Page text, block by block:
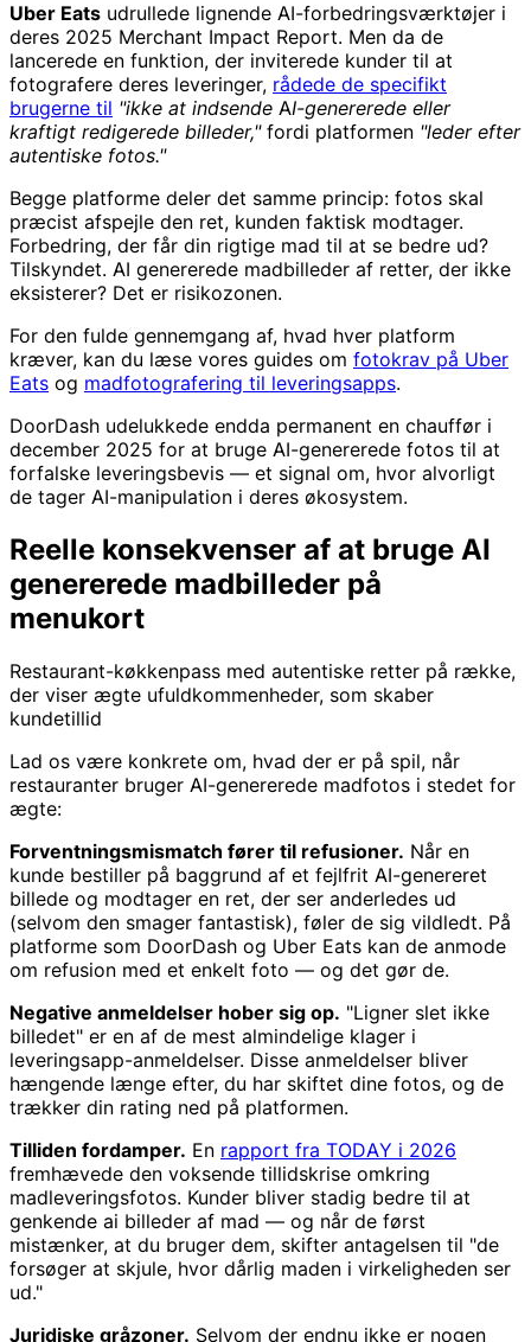
Uber Eats udrullede lignende AI-forbedringsværktøjer i
deres 2025 Merchant Impact Report. Men da de
lancerede en funktion, der inviterede kunder til at
fotografere deres leveringer, rådede de specifikt
brugerne til "ikke at indsende AI-genererede eller
kraftigt redigerede billeder,"fordi platformen "leder efter
autentiske fotos."
Begge platforme deler det samme princip: fotos skal
præcist afspejle den ret, kunden faktisk modtager.
Forbedring, der får din rigtige mad til at se bedre ud?
Tilskyndet. AI genererede madbilleder af retter, der ikke
eksisterer? Det er risikozonen.
For den fulde gennemgang af, hvad hver platform
kræver, kan du læse vores guides om fotokrav på Uber
Eats og madfotografering til leveringsapps.
DoorDash udelukkede endda permanent en chauffør i
december 2025 for at bruge AI-genererede fotos til at
forfalske leveringsbevis — et signal om, hvor alvorligt
de tager AI-manipulation i deres økosystem.
Reelle konsekvenser af at bruge AI
genererede madbilleder på
menukort
Restaurant-køkkenpass med autentiske retter på række,
der viser ægte ufuldkommenheder, som skaber
kundetillid
Lad os være konkrete om, hvad der er på spil, når
restauranter bruger AI-genererede madfotos i stedet for
ægte:
Forventningsmismatch fører til refusioner. Når en
kunde bestiller på baggrund af et fejlfrit AI-genereret
billede og modtager en ret, der ser anderledes ud
(selvom den smager fantastisk), føler de sig vildledt. På
platforme som DoorDash og Uber Eats kan de anmode
om refusion med et enkelt foto — og det gør de.
Negative anmeldelser hober sig op. "Ligner slet ikke
billedet" er en af de mest almindelige klager i
leveringsapp-anmeldelser. Disse anmeldelser bliver
hængende længe efter, du har skiftet dine fotos, og de
trækker din rating ned på platformen.
Tilliden fordamper. En rapport fra TODAY i 2026
fremhævede den voksende tillidskrise omkring
madleveringsfotos. Kunder bliver stadig bedre til at
genkende ai billeder af mad — og når de først
mistænker, at du bruger dem, skifter antagelsen til "de
forsøger at skjule, hvor dårlig maden i virkeligheden ser
ud."
Juridiske gråzoner. Selvom der endnu ikke er nogen